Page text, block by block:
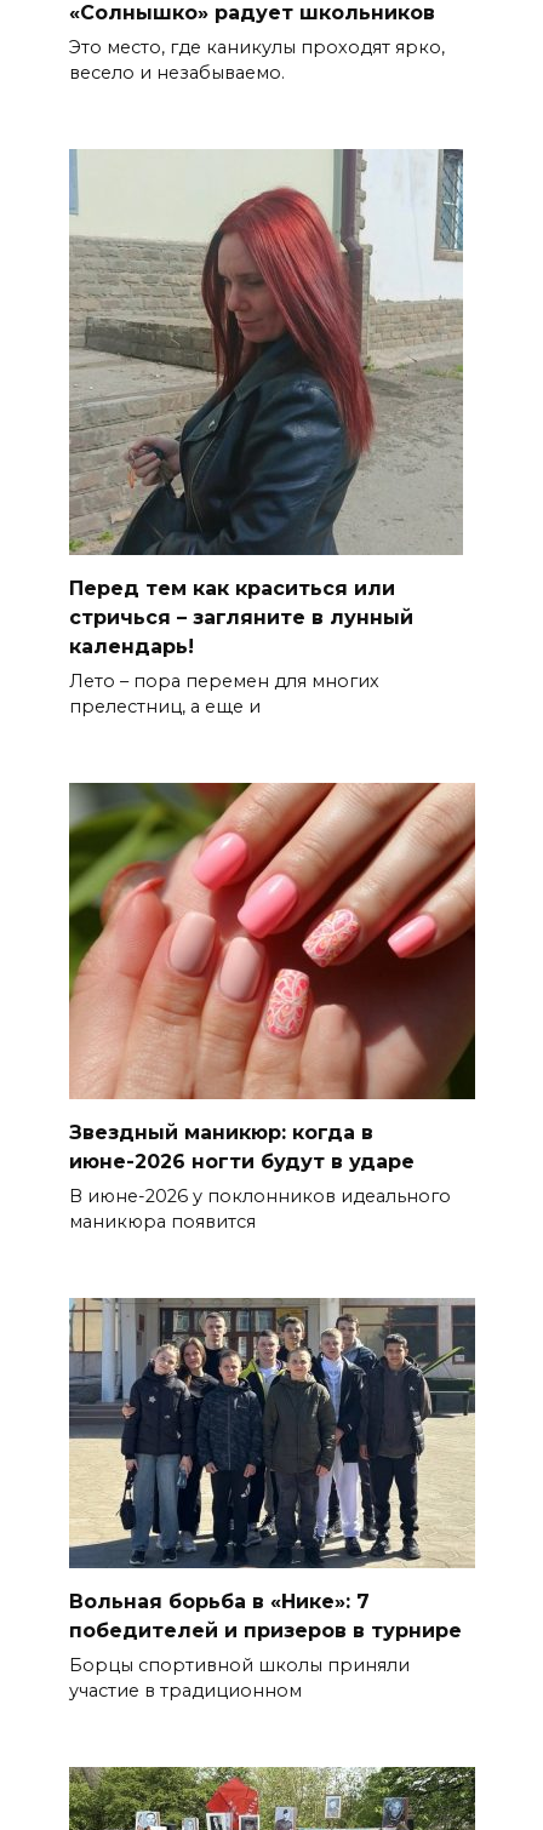
«Солнышко» радует школьников
Это место, где каникулы проходят ярко,
весело и незабываемо.
Перед тем как краситься или
стричься – загляните в лунный
календарь!
Лето – пора перемен для многих
прелестниц, а еще и
Звездный маникюр: когда в
июне-2026 ногти будут в ударе
В июне-2026 у поклонников идеального
маникюра появится
Вольная борьба в «Нике»: 7
победителей и призеров в турнире
Борцы спортивной школы приняли
участие в традиционном